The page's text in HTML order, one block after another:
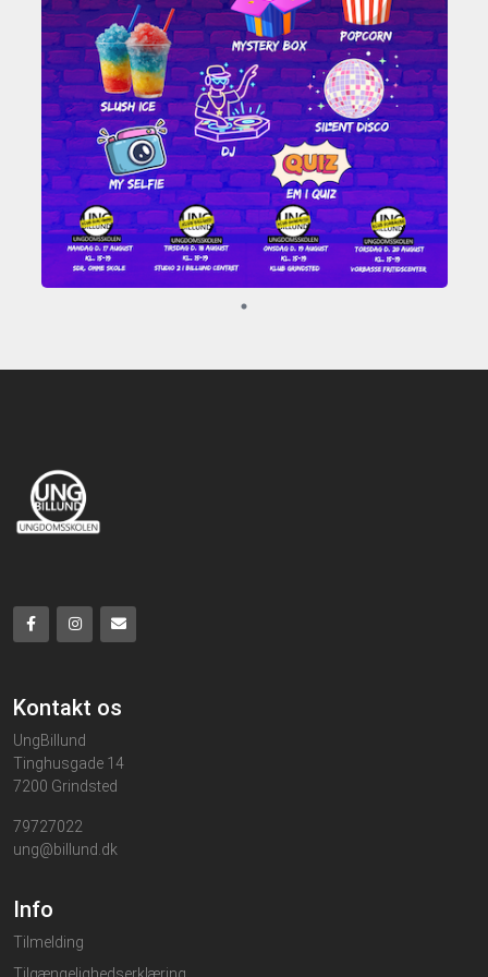
Pladser
Kontakt os
UngBillund
Tinghusgade 14
7200 Grindsted
79727022
ung@billund.dk
Info
Tilmelding
Tilgængelighedserklæring